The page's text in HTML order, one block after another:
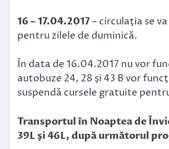
16 – 17.04.2017– circulaţia se
pentru zilele de duminică.
În data de 16.04.2017 nu vor
autobuze 24, 28 şi 43 B vor
suspendă cursele gratuite
Transportul în Noaptea de
39L şi 46L, după următorul